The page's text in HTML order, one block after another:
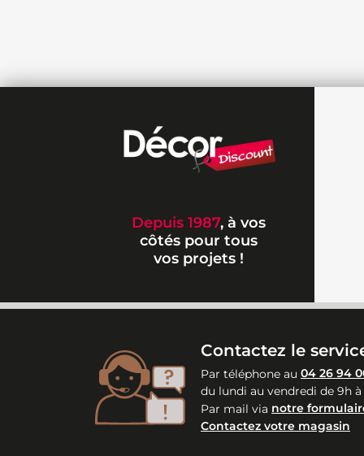
Depuis 1987, à vos
côtés pour tous
vos projets !
Contactez le
Par téléphone au 04 26 94
du lundi au vendredi de 9h à
Par mail via notre
Contactez votre magasin